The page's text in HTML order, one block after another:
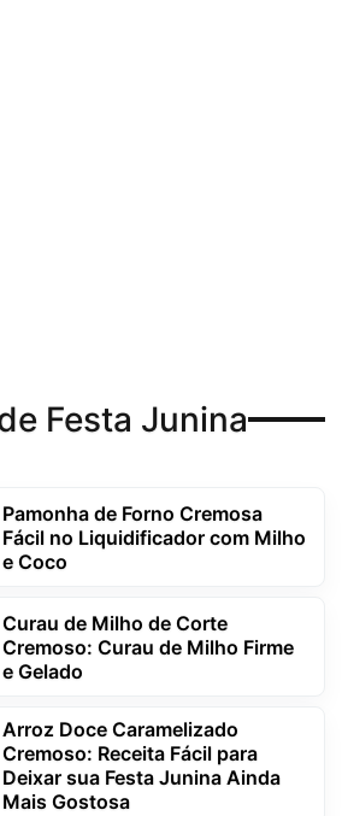
Festa Junina
Pamonha de Forno Cremosa
Fácil no Liquidificador com Milho
e Coco
Curau de Milho de Corte
Cremoso: Curau de Milho Firme
e Gelado
Arroz Doce Caramelizado
Cremoso: Receita Fácil para
Deixar sua Festa Junina Ainda
Mais Gostosa